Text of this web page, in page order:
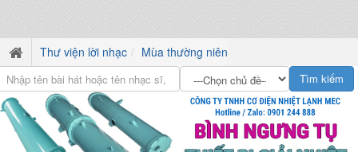
Thư viện lời nhạc Mùa thường niên